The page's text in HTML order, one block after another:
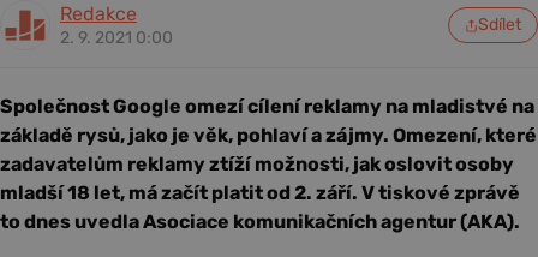
Redakce
2. 9. 2021 0:00
Sdílet
Společnost Google omezí cílení reklamy na mladistvé na
základě rysů, jako je věk, pohlaví a zájmy. Omezení, které
zadavatelům reklamy ztíží možnosti, jak oslovit osoby
mladší 18 let, má začít platit od 2. září. V tiskové zprávě
to dnes uvedla Asociace komunikačních agentur (AKA).